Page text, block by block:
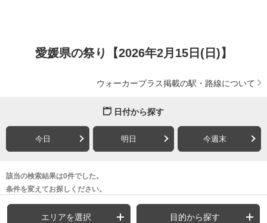
愛媛県の祭り【2026年2月15日(日)】
ウォーカープラス掲載の駅・路線について
日付から探す
今日 明日 今週末
該当の検索結果は0件でした。
条件を変えてお探しください。
エリアを選択 目的から探す